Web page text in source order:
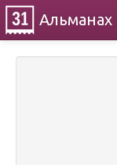
Альманах